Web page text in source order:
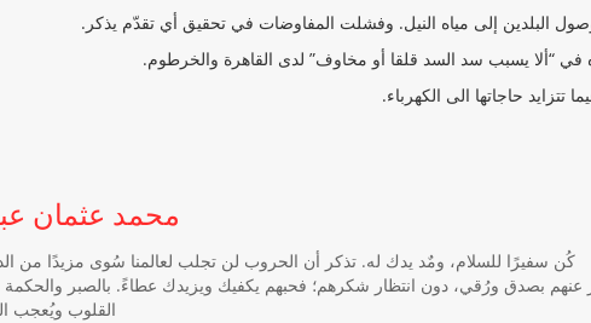
البلدين إلى مياه النيل. وفشلت المفاوضات في تحقيق أي تقدّم يذكر.
“ألا يسبب سد السد قلقا أو مخاوف” لدى القاهرة والخرطوم.
محمد عثمان
‏كُن سفيرًا للسلام، ومٌد يدك له. تذكر أن الحروب لن تجلب لعالمنا سُوى مزيدًا من
بصدق ورُقي، دون انتظار شكرهم؛ فحبهم يكفيك ويزيدك عطاءً. بالصبر والحكمة
القلوب ويُعجب